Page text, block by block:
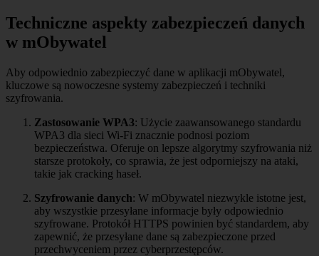
Techniczne aspekty zabezpieczeń danych
w mObywatel
Aby odpowiednio zabezpieczyć dane w aplikacji mObywatel,
kluczowe są nowoczesne systemy zabezpieczeń i techniki
szyfrowania.
Zastosowanie WPA3: Użycie zaawansowanego standardu
WPA3 dla sieci Wi-Fi znacznie podnosi poziom
bezpieczeństwa. Oferuje on lepsze algorytmy szyfrowania niż
starsze protokoły, co sprawia, że jest odporniejszy na ataki,
takie jak cracking haseł.
Szyfrowanie danych: W mObywatel niezwykle istotne jest,
aby wszystkie przesyłane informacje były odpowiednio
szyfrowane. Protokół HTTPS powinien być standardem, aby
zapewnić, że przesyłane dane są zabezpieczone przed
przechwyceniem przez cyberprzestępców.